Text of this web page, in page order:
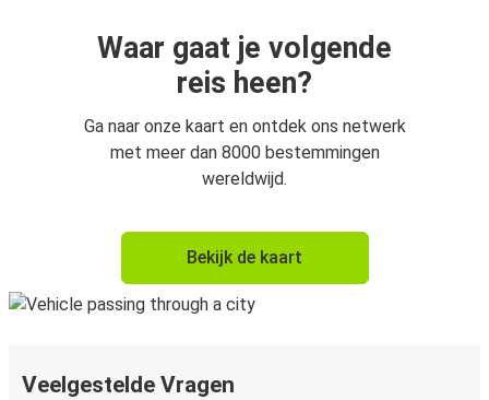
Waar gaat je volgende
reis heen?
Ga naar onze kaart en ontdek ons netwerk
met meer dan 8000 bestemmingen
wereldwijd.
Bekijk de kaart
Veelgestelde Vragen